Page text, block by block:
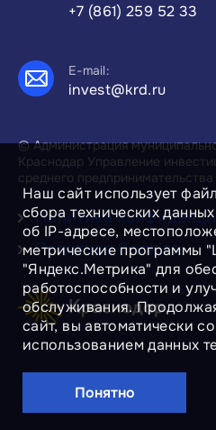
+7 (861) 259 52 33
E-mail:
invest@krd.ru
© Администрация
Краснодар Управление
среднего предпринимательства
Политика
Политика Cookies
Наш сайт использует
сбора технических
об IP-адресе,
метрические программы
"Яндекс.Метрика" для
работоспособности и
обслуживания.
сайт, вы автоматически
использованием данных
Понятно